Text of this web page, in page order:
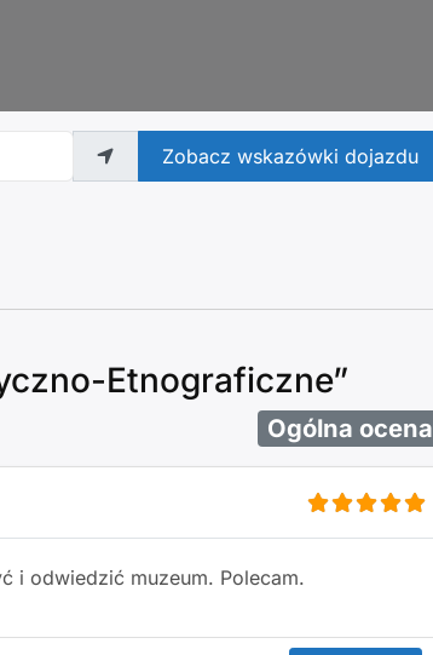
Zobacz wskazówki dojazdu
Etnograficzne”
Ogólna ocena
i odwiedzić muzeum. Polecam.